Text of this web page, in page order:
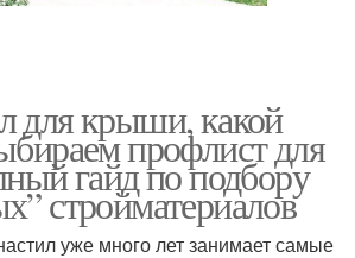
для крыши, какой
профлист для
гайд по подбору
стройматериалов
уже много лет занимает самые